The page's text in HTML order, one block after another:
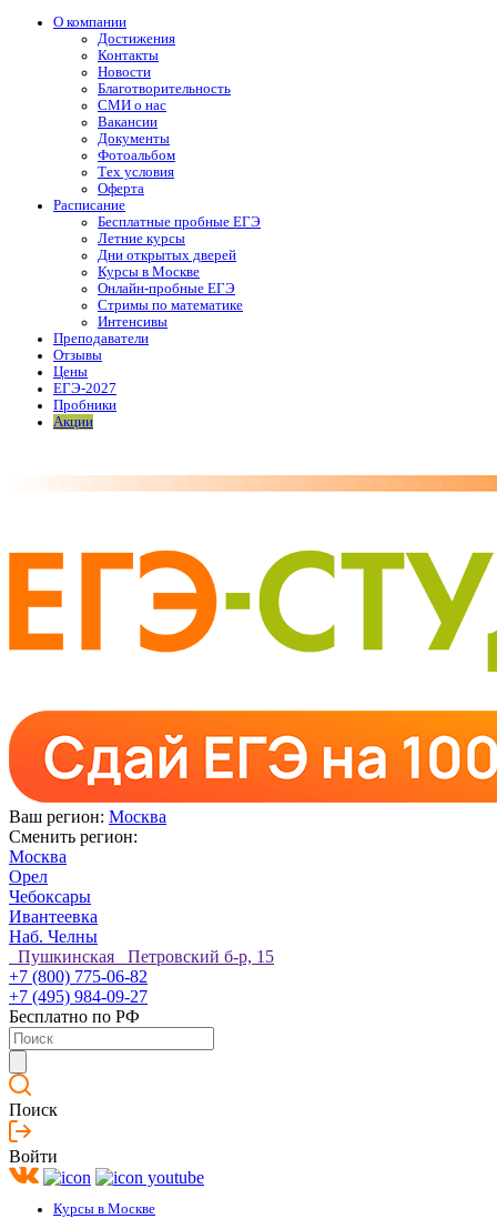
О компании
Достижения
Контакты
Новости
Благотворительность
СМИ о нас
Вакансии
Документы
Фотоальбом
Тех условия
Оферта
Расписание
Бесплатные пробные ЕГЭ
Летние курсы
Дни открытых дверей
Курсы в Москве
Онлайн-пробные ЕГЭ
Стримы по математике
Интенсивы
Преподаватели
Отзывы
Цены
ЕГЭ-2027
Пробники
Акции
Ваш регион: Москва
Сменить регион:
Москва
Орел
Чебоксары
Ивантеевка
Наб. Челны
Пушкинская Петровский б-р, 15
+7 (800) 775-06-82
+7 (495) 984-09-27
Бесплатно по РФ
Поиск
Войти
Курсы в Москве